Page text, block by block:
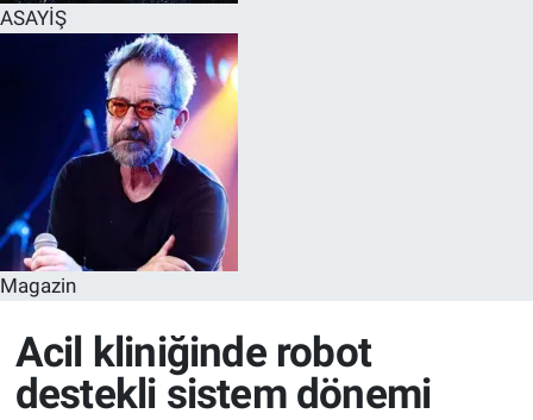
ASAYİŞ
Magazin
Acil kliniğinde robot
destekli sistem dönemi